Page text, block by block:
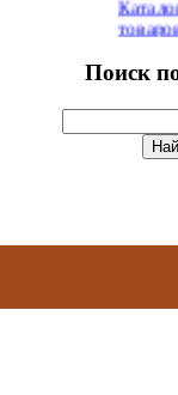
Поиск